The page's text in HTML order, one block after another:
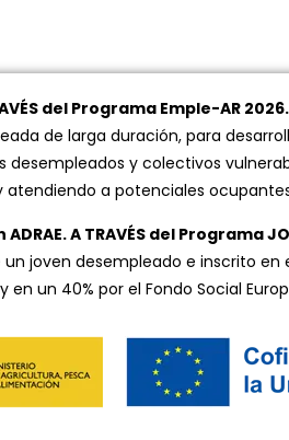
del Programa Emple-AR 2026.
larga duración, para desarrollar
desempleados y colectivos
atendiendo a potenciales
ADRAE. A TRAVÉS del Programa
joven desempleado e inscrito
un 40% por el Fondo Social